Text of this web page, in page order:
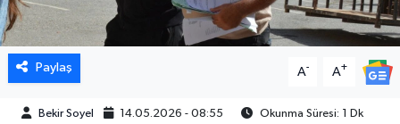
Paylaş A- A+
Bekir Soyel 14.05.2026 - 08:55 Okunma Süresi: 1 Dk